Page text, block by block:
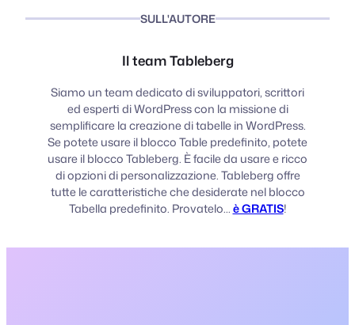
SULL'AUTORE
Il team Tableberg
Siamo un team dedicato di sviluppatori, scrittori
ed esperti di WordPress con la missione di
semplificare la creazione di tabelle in WordPress.
Se potete usare il blocco Table predefinito, potete
usare il blocco Tableberg. È facile da usare e ricco
di opzioni di personalizzazione. Tableberg offre
tutte le caratteristiche che desiderate nel blocco
Tabella predefinito. Provatelo...è GRATIS!